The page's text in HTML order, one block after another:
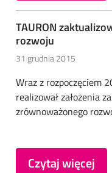
TAURON
rozwoju
31 grudnia 2015
Wraz z rozpoczęciem
realizował założenia
zrównoważonego
Czytaj więcej